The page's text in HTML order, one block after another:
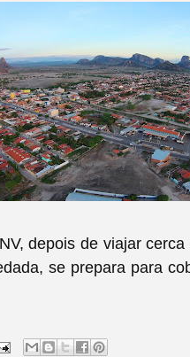
depois de viajar
se prepara para